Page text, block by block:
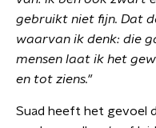
gebruikt niet fijn. Dat
waarvan ik denk: die
mensen laat ik het
en tot ziens."
Suad heeft het gevoel